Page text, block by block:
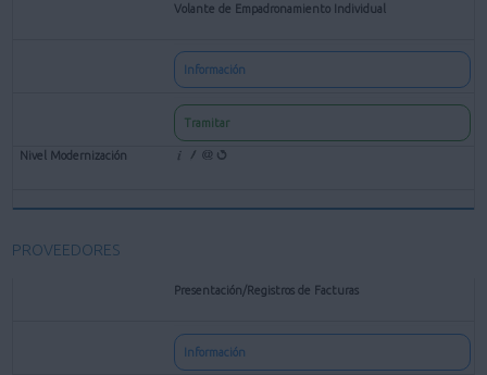
Volante de Empadronamiento Individual
Información
Tramitar
PROVEEDORES
Presentación/Registros de Facturas
Información